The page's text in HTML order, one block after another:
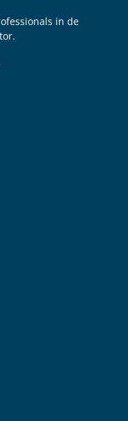
in de